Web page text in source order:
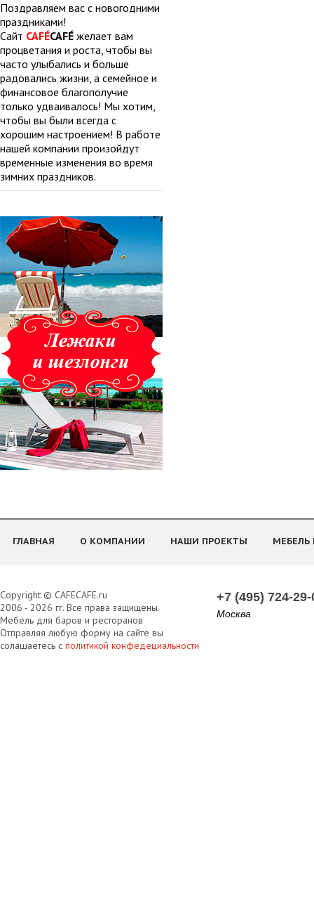
Поздравляем вас с новогодними
праздниками!
Сайт CAFÉCAFÉ желает вам
процветания и роста, чтобы вы
часто улыбались и больше
радовались жизни, а семейное и
финансовое благополучие
только удваивалось! Мы хотим,
чтобы вы были всегда с
хорошим настроением! В работе
нашей компании произойдут
временные изменения во время
зимних праздников.
ГЛАВНАЯ О КОМПАНИИ НАШИ ПРОЕКТЫ
Copyright © CAFECAFE.ru
2006 - 2026 гг. Все права защищены.
Мебель для баров и ресторанов
Отправляя любую форму на сайте вы
солашаетесь с политикой конфедециальности
+7 (495) 724-29-
Москва